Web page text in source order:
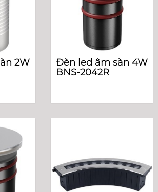
2W
Đèn led âm sàn 4W
BNS-2042R